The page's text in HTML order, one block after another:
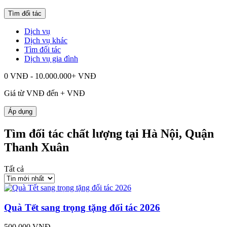
Tìm đối tác
Dịch vụ
Dịch vụ khác
Tìm đối tác
Dịch vụ gia đình
0 VNĐ - 10.000.000+ VNĐ
Giá từ VNĐ đến + VNĐ
Áp dụng
Tìm đối tác chất lượng tại Hà Nội, Quận
Thanh Xuân
Tất cả
Quà Tết sang trọng tặng đối tác 2026